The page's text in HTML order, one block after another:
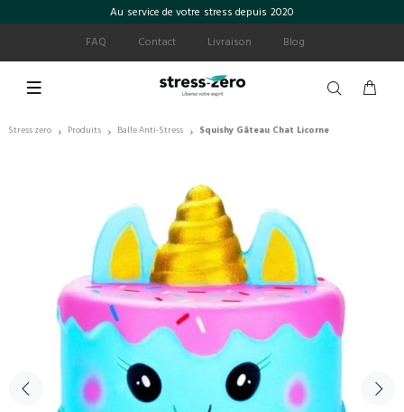
Au service de votre stress depuis 2020
FAQ
Contact Livraison Blog
Stress zero › Produits › Balle Anti-Stress › Squishy Gâteau Chat Licorne